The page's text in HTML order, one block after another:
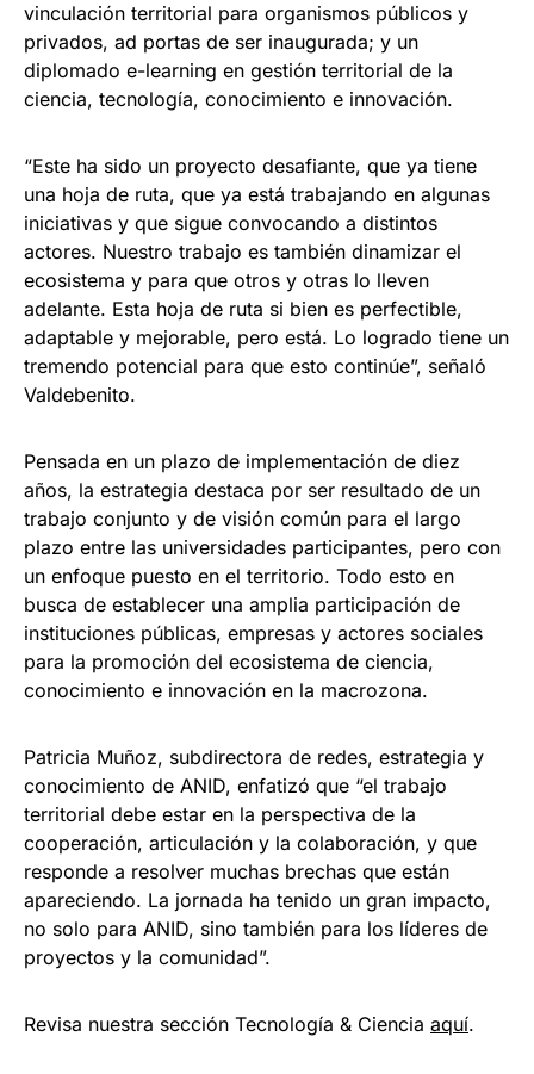
vinculación territorial para organismos públicos y
privados, ad portas de ser inaugurada; y un
diplomado e-learning en gestión territorial de la
ciencia, tecnología, conocimiento e innovación.
“Este ha sido un proyecto desafiante, que ya tiene
una hoja de ruta, que ya está trabajando en algunas
iniciativas y que sigue convocando a distintos
actores. Nuestro trabajo es también dinamizar el
ecosistema y para que otros y otras lo lleven
adelante. Esta hoja de ruta si bien es perfectible,
adaptable y mejorable, pero está. Lo logrado tiene un
tremendo potencial para que esto continúe”, señaló
Valdebenito.
Pensada en un plazo de implementación de diez
años, la estrategia destaca por ser resultado de un
trabajo conjunto y de visión común para el largo
plazo entre las universidades participantes, pero con
un enfoque puesto en el territorio. Todo esto en
busca de establecer una amplia participación de
instituciones públicas, empresas y actores sociales
para la promoción del ecosistema de ciencia,
conocimiento e innovación en la macrozona.
Patricia Muñoz, subdirectora de redes, estrategia y
conocimiento de ANID, enfatizó que “el trabajo
territorial debe estar en la perspectiva de la
cooperación, articulación y la colaboración, y que
responde a resolver muchas brechas que están
apareciendo. La jornada ha tenido un gran impacto,
no solo para ANID, sino también para los líderes de
proyectos y la comunidad”.
Revisa nuestra sección Tecnología & Ciencia aquí.